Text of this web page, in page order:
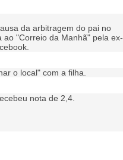
da arbitragem do pai no
"Correio da Manhã" pela ex-
o local" com a filha.
nota de 2,4.